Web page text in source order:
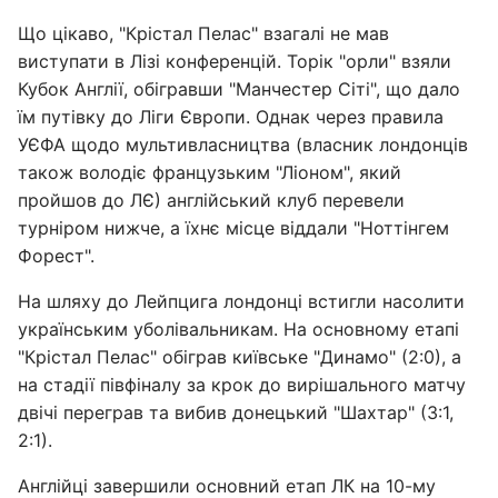
Що цікаво, "Крістал Пелас" взагалі не мав
виступати в Лізі конференцій. Торік "орли" взяли
Кубок Англії, обігравши "Манчестер Сіті", що дало
їм путівку до Ліги Європи. Однак через правила
УЄФА щодо мультивласництва (власник лондонців
також володіє французьким "Ліоном", який
пройшов до ЛЄ) англійський клуб перевели
турніром нижче, а їхнє місце віддали "Ноттінгем
Форест".
На шляху до Лейпцига лондонці встигли насолити
українським уболівальникам. На основному етапі
"Крістал Пелас" обіграв київське "Динамо" (2:0), а
на стадії півфіналу за крок до вирішального матчу
двічі переграв та вибив донецький "Шахтар" (3:1,
2:1).
Англійці завершили основний етап ЛК на 10-му